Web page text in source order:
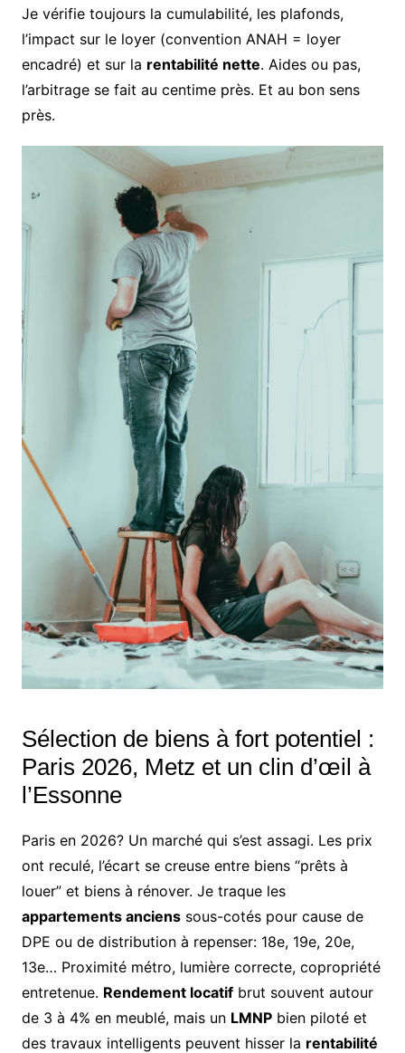
Je vérifie toujours la cumulabilité, les plafonds,
l’impact sur le loyer (convention ANAH = loyer
encadré) et sur la rentabilité nette. Aides ou pas,
l’arbitrage se fait au centime près. Et au bon sens
près.
Sélection de biens à fort potentiel :
Paris 2026, Metz et un clin d’œil à
l’Essonne
Paris en 2026? Un marché qui s’est assagi. Les prix
ont reculé, l’écart se creuse entre biens “prêts à
louer” et biens à rénover. Je traque les
appartements ancienssous-cotés pour cause de
DPE ou de distribution à repenser: 18e, 19e, 20e,
13e… Proximité métro, lumière correcte, copropriété
entretenue. Rendement locatifbrut souvent autour
de 3 à 4% en meublé, mais un LMNPbien piloté et
des travaux intelligents peuvent hisser la rentabilité